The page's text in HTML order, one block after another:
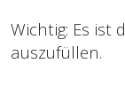
Wichtig: Es ist
auszufüllen.